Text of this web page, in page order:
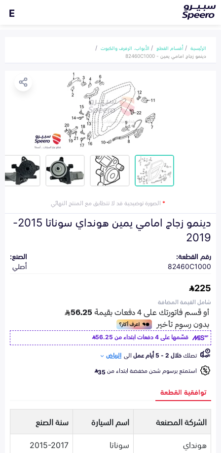
E
الرئيسية أقسام القطع
الأبواب، الرفرف والكبوت
دينمو زجاج امامي يمين - 82460C1000
*الصورة توضيحية قد لا تتطابق مع المنتج النهائي
دينمو زجاج امامي يمين هونداي سوناتا 2015-
2019
رقم القطعة:
82460C1000
الصنع:
أصلي
225
شامل القيمة المضافة
قسّمها على 4 دفعات ابتداء من
56.25
تصلكخلال 2 - 5 أيام عمل الى الرياض
استمتع برسوم شحن مخفضة ابتداء من35
توافقية القطعة
الشركة المصنعة اسم السيارة
سنة الصنع
هونداي
سوناتا
2015-2017